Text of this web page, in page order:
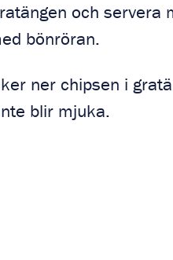
och servera
bönröran.
ner chipsen i
blir mjuka.